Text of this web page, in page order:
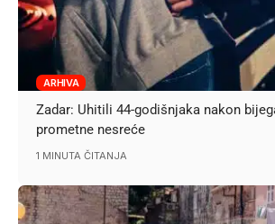
ARHIVA
Zadar: Uhitili 44-godišnjaka nakon
prometne nesreće
1 MINUTA ČITANJA